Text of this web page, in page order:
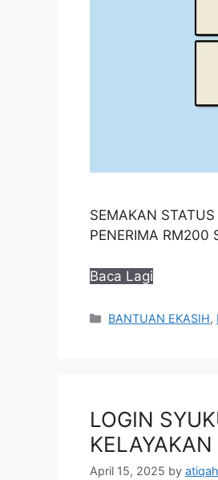
SEMAKAN
PENERIMA
Baca Lagi
Categories
BANTUAN EKASIH,
LOGIN
April 15, 2025 by atiqah